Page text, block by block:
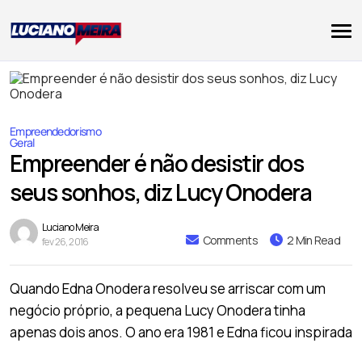
Empreendedorismo
Geral
Empreender é não desistir dos
seus sonhos, diz Lucy Onodera
Luciano Meira
fev 26, 2016
Comments 2 Min Read
Quando Edna Onodera resolveu se arriscar com um
negócio próprio, a pequena Lucy Onodera tinha
apenas dois anos. O ano era 1981 e Edna ficou inspirada